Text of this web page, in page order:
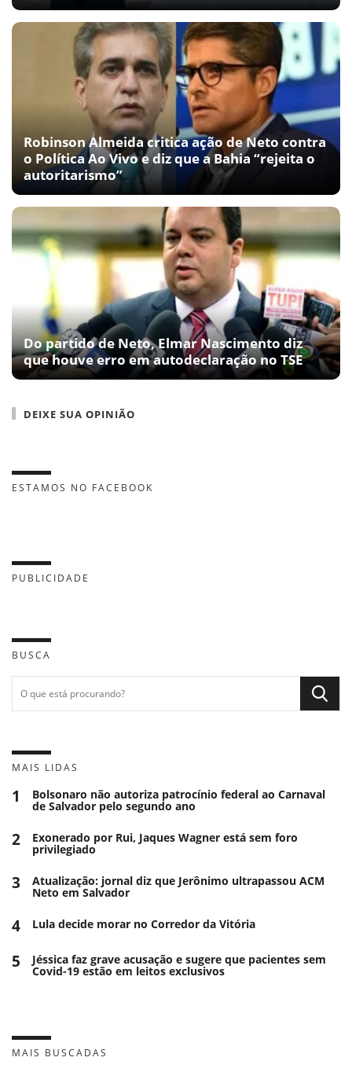
Robinson Almeida critica ação de Neto contra
o Política Ao Vivo e diz que a Bahia “rejeita o
autoritarismo”
Do partido de Neto, Elmar Nascimento diz
que houve erro em autodeclaração no TSE
DEIXE SUA OPINIÃO
ESTAMOS NO FACEBOOK
PUBLICIDADE
BUSCA
MAIS LIDAS
1 Bolsonaro não autoriza patrocínio federal ao Carnaval
de Salvador pelo segundo ano
2 Exonerado por Rui, Jaques Wagner está sem foro
privilegiado
3 Atualização: jornal diz que Jerônimo ultrapassou ACM
Neto em Salvador
4 Lula decide morar no Corredor da Vitória
5 Jéssica faz grave acusação e sugere que pacientes sem
Covid-19 estão em leitos exclusivos
MAIS BUSCADAS